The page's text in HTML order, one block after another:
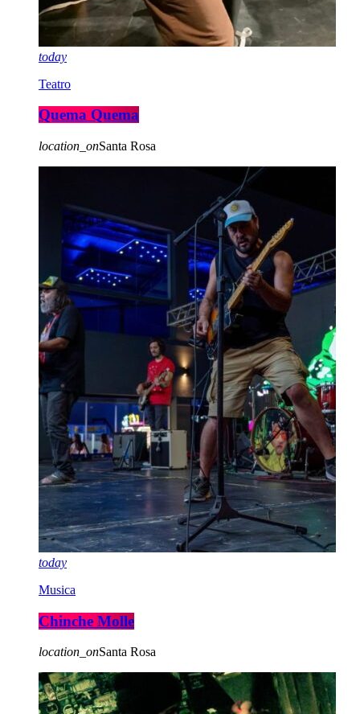
today
Teatro
Quema Quema
location_onSanta Rosa
today
Musica
Chinche Molle
location_onSanta Rosa